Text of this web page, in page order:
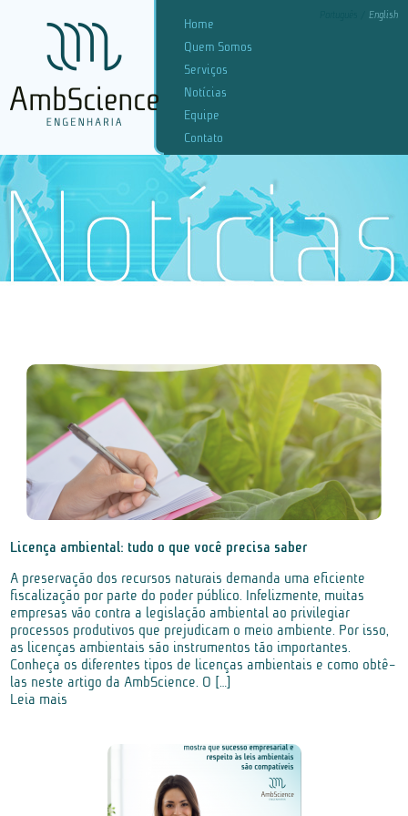
English
Home
Quem Somos
Serviços
Notícias
Equipe
Contato
Licença ambiental: tudo o que você precisa saber
A preservação dos recursos naturais demanda uma eficiente
fiscalização por parte do poder público. Infelizmente, muitas
empresas vão contra a legislação ambiental ao privilegiar
processos produtivos que prejudicam o meio ambiente. Por isso,
as licenças ambientais são instrumentos tão importantes.
Conheça os diferentes tipos de licenças ambientais e como obtê-
las neste artigo da AmbScience. O […]
Leia mais